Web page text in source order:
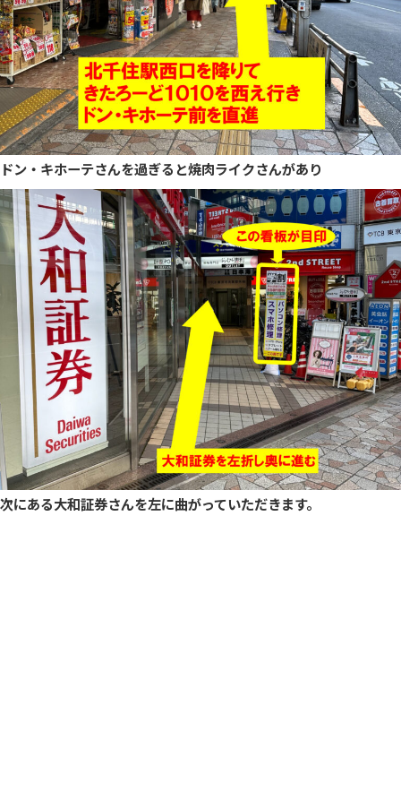
ドン・キホーテさんを過ぎると焼肉ライクさんがあり
次にある大和証券さんを左に曲がっていただきます。